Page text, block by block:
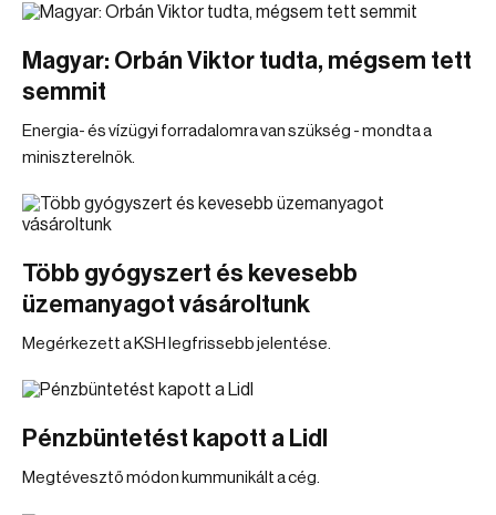
Magyar: Orbán Viktor tudta, mégsem tett
semmit
Energia- és vízügyi forradalomra van szükség - mondta a
miniszterelnök.
Több gyógyszert és kevesebb
üzemanyagot vásároltunk
Megérkezett a KSH legfrissebb jelentése.
Pénzbüntetést kapott a Lidl
Megtévesztő módon kummunikált a cég.